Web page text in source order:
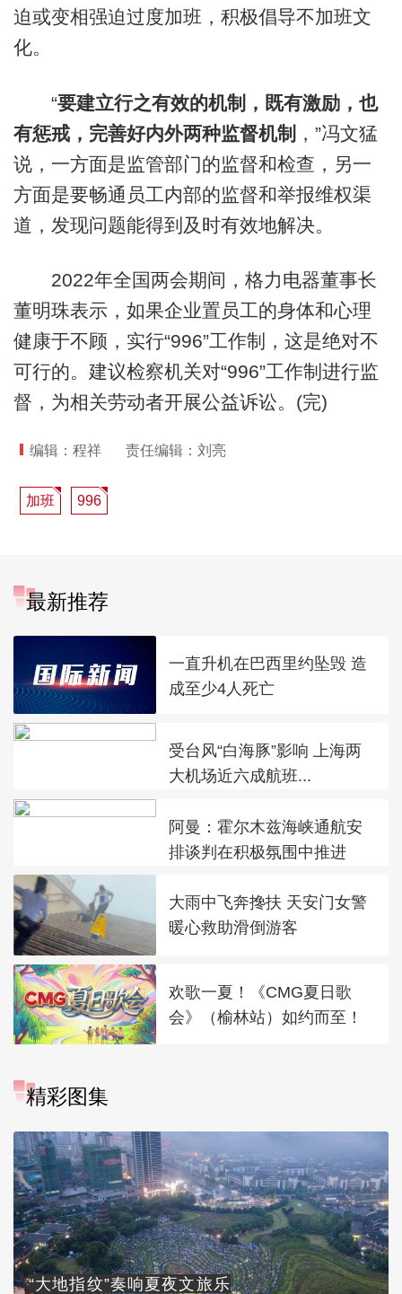
迫或变相强迫过度加班，积极倡导不加班文
化。
“要建立行之有效的机制，既有激励，也
有惩戒，完善好内外两种监督机制 ，”冯文猛
说，一方面是监管部门的监督和检查，另一
方面是要畅通员工内部的监督和举报维权渠
道，发现问题能得到及时有效地解决。
2022年全国两会期间，格力电器董事长
董明珠表示，如果企业置员工的身体和心理
健康于不顾，实行“996”工作制，这是绝对不
可行的。建议检察机关对“996”工作制进行监
督，为相关劳动者开展公益诉讼。(完)
编辑：程祥 责任编辑：刘亮
加班 996
最新推荐
一直升机在巴西里约坠毁 造
成至少4人死亡
受台风“白海豚”影响 上海两
大机场近六成航班...
阿曼：霍尔木兹海峡通航安
排谈判在积极氛围中推进
大雨中飞奔搀扶 天安门女警
暖心救助滑倒游客
欢歌一夏！《CMG夏日歌
会》（榆林站）如约而至！
精彩图集
“大地指纹”奏响夏夜文旅乐